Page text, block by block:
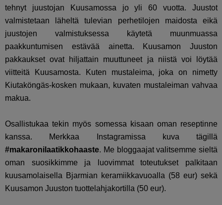
tehnyt juustojan Kuusamossa jo yli 60 vuotta. Juustot
valmistetaan läheltä tulevian perhetilojen maidosta eikä
juustojen valmistuksessa käytetä muunmuassa
paakkuntumisen estävää ainetta. Kuusamon Juuston
pakkaukset ovat hiljattain muuttuneet ja niistä voi löytää
viitteitä Kuusamosta. Kuten mustaleima, joka on nimetty
Kiutaköngäs-kosken mukaan, kuvaten mustaleiman vahvaa
makua.
Osallistukaa tekin myös somessa kisaan oman reseptinne
kanssa. Merkkaa Instagramissa kuva tägillä
#makaronilaatikkohaaste. Me bloggaajat valitsemme sieltä
oman suosikkimme ja luovimmat toteutukset palkitaan
kuusamolaisella Bjarmian keramiikkavuoalla (58 eur) sekä
Kuusamon Juuston tuottelahjakortilla (50 eur).